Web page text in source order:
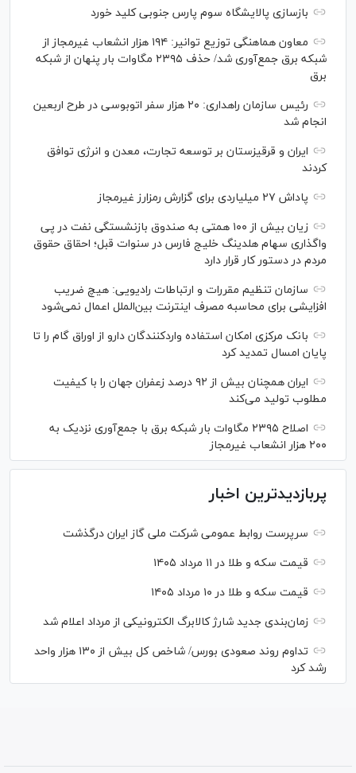
بازسازی پالایشگاه سوم پارس جنوبی کلید خورد
معاون هماهنگی توزیع توانیر: ۱۹۴ هزار انشعاب غیرمجاز از
شبکه برق جمع‌آوری شد/ حذف ۲۳۹۵ مگاوات بار پنهان از شبکه
برق
رئیس سازمان راهداری: ۲۰ هزار سفر اتوبوسی در طرح اربعین
انجام شد
ایران و قرقیزستان بر توسعه تجارت، معدن و انرژی توافق
کردند
پاداش ۲۷ میلیاردی برای گزارش رمزارز غیرمجاز
زیان بیش از ۱۰۰ همتی به صندوق بازنشستگی نفت در پی
واگذاری سهام هلدینگ خلیج فارس در سنوات قبل؛ احقاق حقوق
مردم در دستور کار قرار دارد
سازمان تنظیم مقررات و ارتباطات رادیویی: هیچ ضریب
افزایشی برای محاسبه مصرف اینترنت بین‌الملل اعمال نمی‌شود
بانک مرکزی امکان استفاده واردکنندگان دارو از اوراق گام را تا
پایان امسال تمدید کرد
ایران همچنان بیش از ۹۲ درصد زعفران جهان را با کیفیت
مطلوب تولید می‌کند
اصلاح ۲۳۹۵ مگاوات بار شبکه برق با جمع‌آوری نزدیک به
۲۰۰ هزار انشعاب غیرمجاز
پربازدیدترین اخبار
سرپرست روابط عمومی شرکت ملی گاز ایران درگذشت
قیمت سکه و طلا در ۱۱ مرداد ۱۴۰۵
قیمت سکه و طلا در ۱۰ مرداد ۱۴۰۵
زمان‌بندی جدید شارژ کالابرگ الکترونیکی از مرداد اعلام شد
تداوم روند صعودی بورس/ شاخص کل بیش از ۱۳۰ هزار واحد
رشد کرد